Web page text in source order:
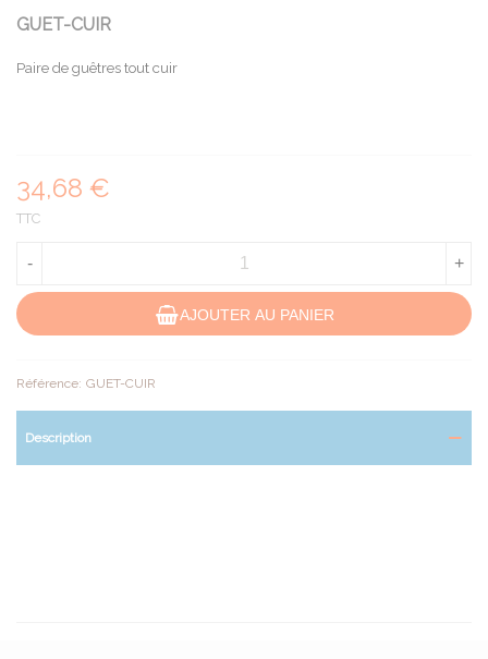
GUET-CUIR
Paire de guêtres tout cuir
34,68 €
TTC
- +
AJOUTER AU PANIER
Référence: GUET-CUIR
Description